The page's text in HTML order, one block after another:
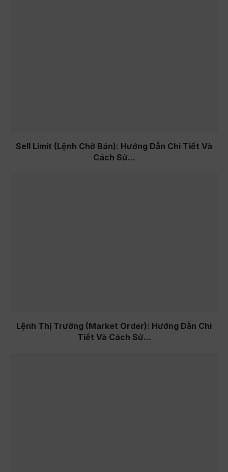
Sell Limit (Lệnh Chờ Bán): Hướng Dẫn Chi Tiết Và
Cách Sử...
Lệnh Thị Trường (Market Order): Hướng Dẫn Chi
Tiết Và Cách Sử...